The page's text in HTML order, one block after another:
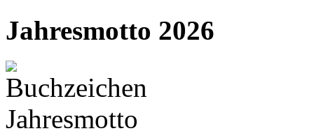
Jahresmotto 2026